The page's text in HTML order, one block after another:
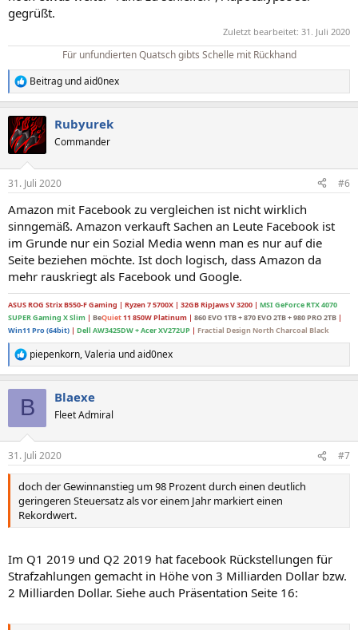
gegrüßt.
Zuletzt bearbeitet: 31. Juli 2020
Für unfundierten Quatsch gibts Schelle mit Rückhand
R
e
k
t
i
e
:
Beitrag undaid0nex
Rubyurek
Commander
31. Juli 2020 #6
Amazon mit Facebook zu vergleichen ist nicht wirklich
sinngemäß. Amazon verkauft Sachen an Leute Facebook ist
im Grunde nur ein Sozial Media wenn man es nur auf die
Seite beziehen möchte. Ist doch logisch, dass Amazon da
mehr rauskriegt als Facebook und Google.
ASUS ROG Strix B550-F Gaming | Ryzen 7 5700X | 32GB RipJaws V 3200 | MSI GeForce RTX 4070
SUPER Gaming X Slim | BeQuiet11 850W Platinum | 860 EVO 1TB + 870 EVO 2TB + 980 PRO 2TB |
Win11 Pro (64bit) | Dell AW3425DW + Acer XV272UP | Fractial Design North Charcoal Black
R
e
e
n
piepenkorn,Valeria undaid0nex
B Blaexe
Fleet Admiral
31. Juli 2020 #7
doch der Gewinnanstieg um 98 Prozent durch einen deutlich
geringeren Steuersatz als vor einem Jahr markiert einen
Rekordwert.
Im Q1 2019 und Q2 2019 hat facebook Rückstellungen für
Strafzahlungen gemacht in Höhe von 3 Milliarden Dollar bzw.
2 Milliarden Dollar. Siehe auch Präsentation Seite 16: